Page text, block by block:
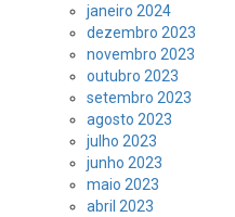
janeiro 2024
dezembro 2023
novembro 2023
outubro 2023
setembro 2023
agosto 2023
julho 2023
junho 2023
maio 2023
abril 2023